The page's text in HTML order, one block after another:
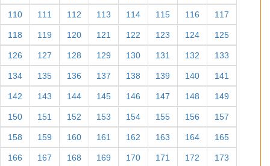
110 111 112 113 114 115 116 117
118 119 120 121 122 123 124 125
126 127 128 129 130 131 132 133
134 135 136 137 138 139 140 141
142 143 144 145 146 147 148 149
150 151 152 153 154 155 156 157
158 159 160 161 162 163 164 165
166 167 168 169 170 171 172 173